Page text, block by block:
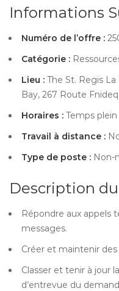
Informations
Numéro de l’offre :
Catégorie :
Lieu : The St. Regis
Bay, 267 Route
Horaires : Temps plein
Travail à distance :
Type de poste : Non-
Description
Répondre aux appels
messages.
Créer et maintenir
Classer et tenir à jour
d’entrevue du